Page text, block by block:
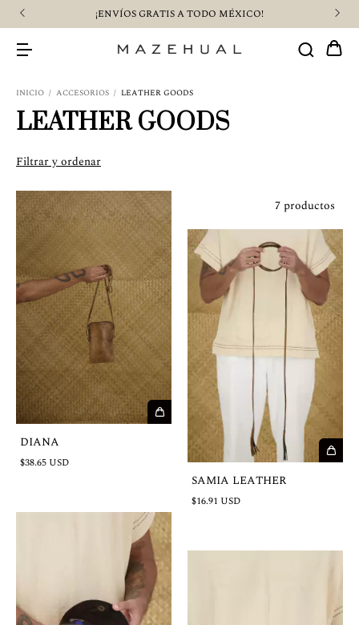
¡ENVÍOS GRATIS A TODO MÉXICO!
INICIO / ACCESORIOS / LEATHER GOODS
LEATHER GOODS
Filtrar y ordenar
7 productos
DIANA
$38.65 USD
SAMIA LEATHER
$16.91 USD